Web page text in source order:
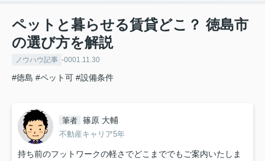
ペットと暮らせる賃貸どこ？ 徳島市
の選び方を解説
ノウハウ記事 -0001.11.30
#徳島 #ペット可 #設備条件
筆者 篠原 大輔
不動産キャリア5年
持ち前のフットワークの軽さでどこまででもご案内いたしま